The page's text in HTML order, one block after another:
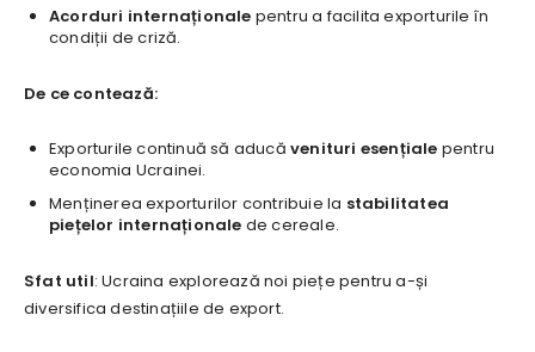
Acorduri internaționale pentru a facilita exporturile în
condiții de criză.
De ce contează:
Exporturile continuă să aducă venituri esențiale pentru
economia Ucrainei.
Menținerea exporturilor contribuie la stabilitatea
piețelor internaționale de cereale.
Sfat util: Ucraina explorează noi piețe pentru a-și
diversifica destinațiile de export.